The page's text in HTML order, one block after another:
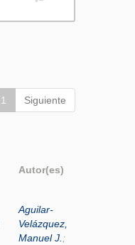
1 Siguiente
Autor(es)
Aguilar-
Velázquez,
Manuel J. ;